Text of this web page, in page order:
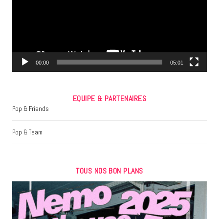
m
00:00 05:01
EQUIPE & PARTENAIRES
Pop & Friends
Pop & Team
TOUS NOS BON PLANS